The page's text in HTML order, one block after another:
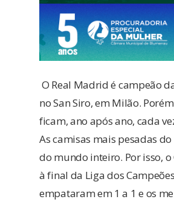
O Real Madrid é campeão
no San Siro, em Milão.
ficam, ano após ano, cada
As camisas mais pesadas
do mundo inteiro. Por isso,
à final da Liga dos
empataram em 1 a 1 e os